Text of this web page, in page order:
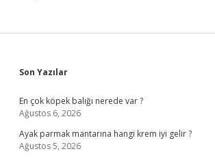
Sidebar
Son Yazılar
En çok köpek balığı nerede var ?
Ağustos 6, 2026
Ayak parmak mantarına hangi krem iyi gelir ?
Ağustos 5, 2026